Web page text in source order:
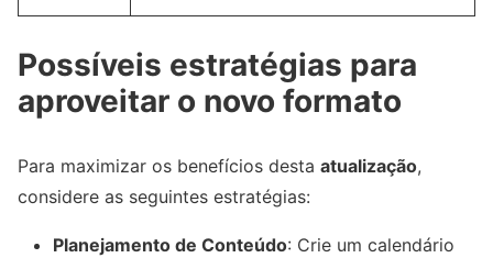
Possíveis estratégias para
aproveitar o novo formato
Para maximizar os benefícios desta atualização,
considere as seguintes estratégias:
Planejamento de Conteúdo: Crie um calendário